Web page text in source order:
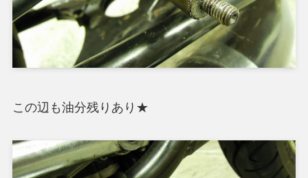
この辺も油分残りあり★